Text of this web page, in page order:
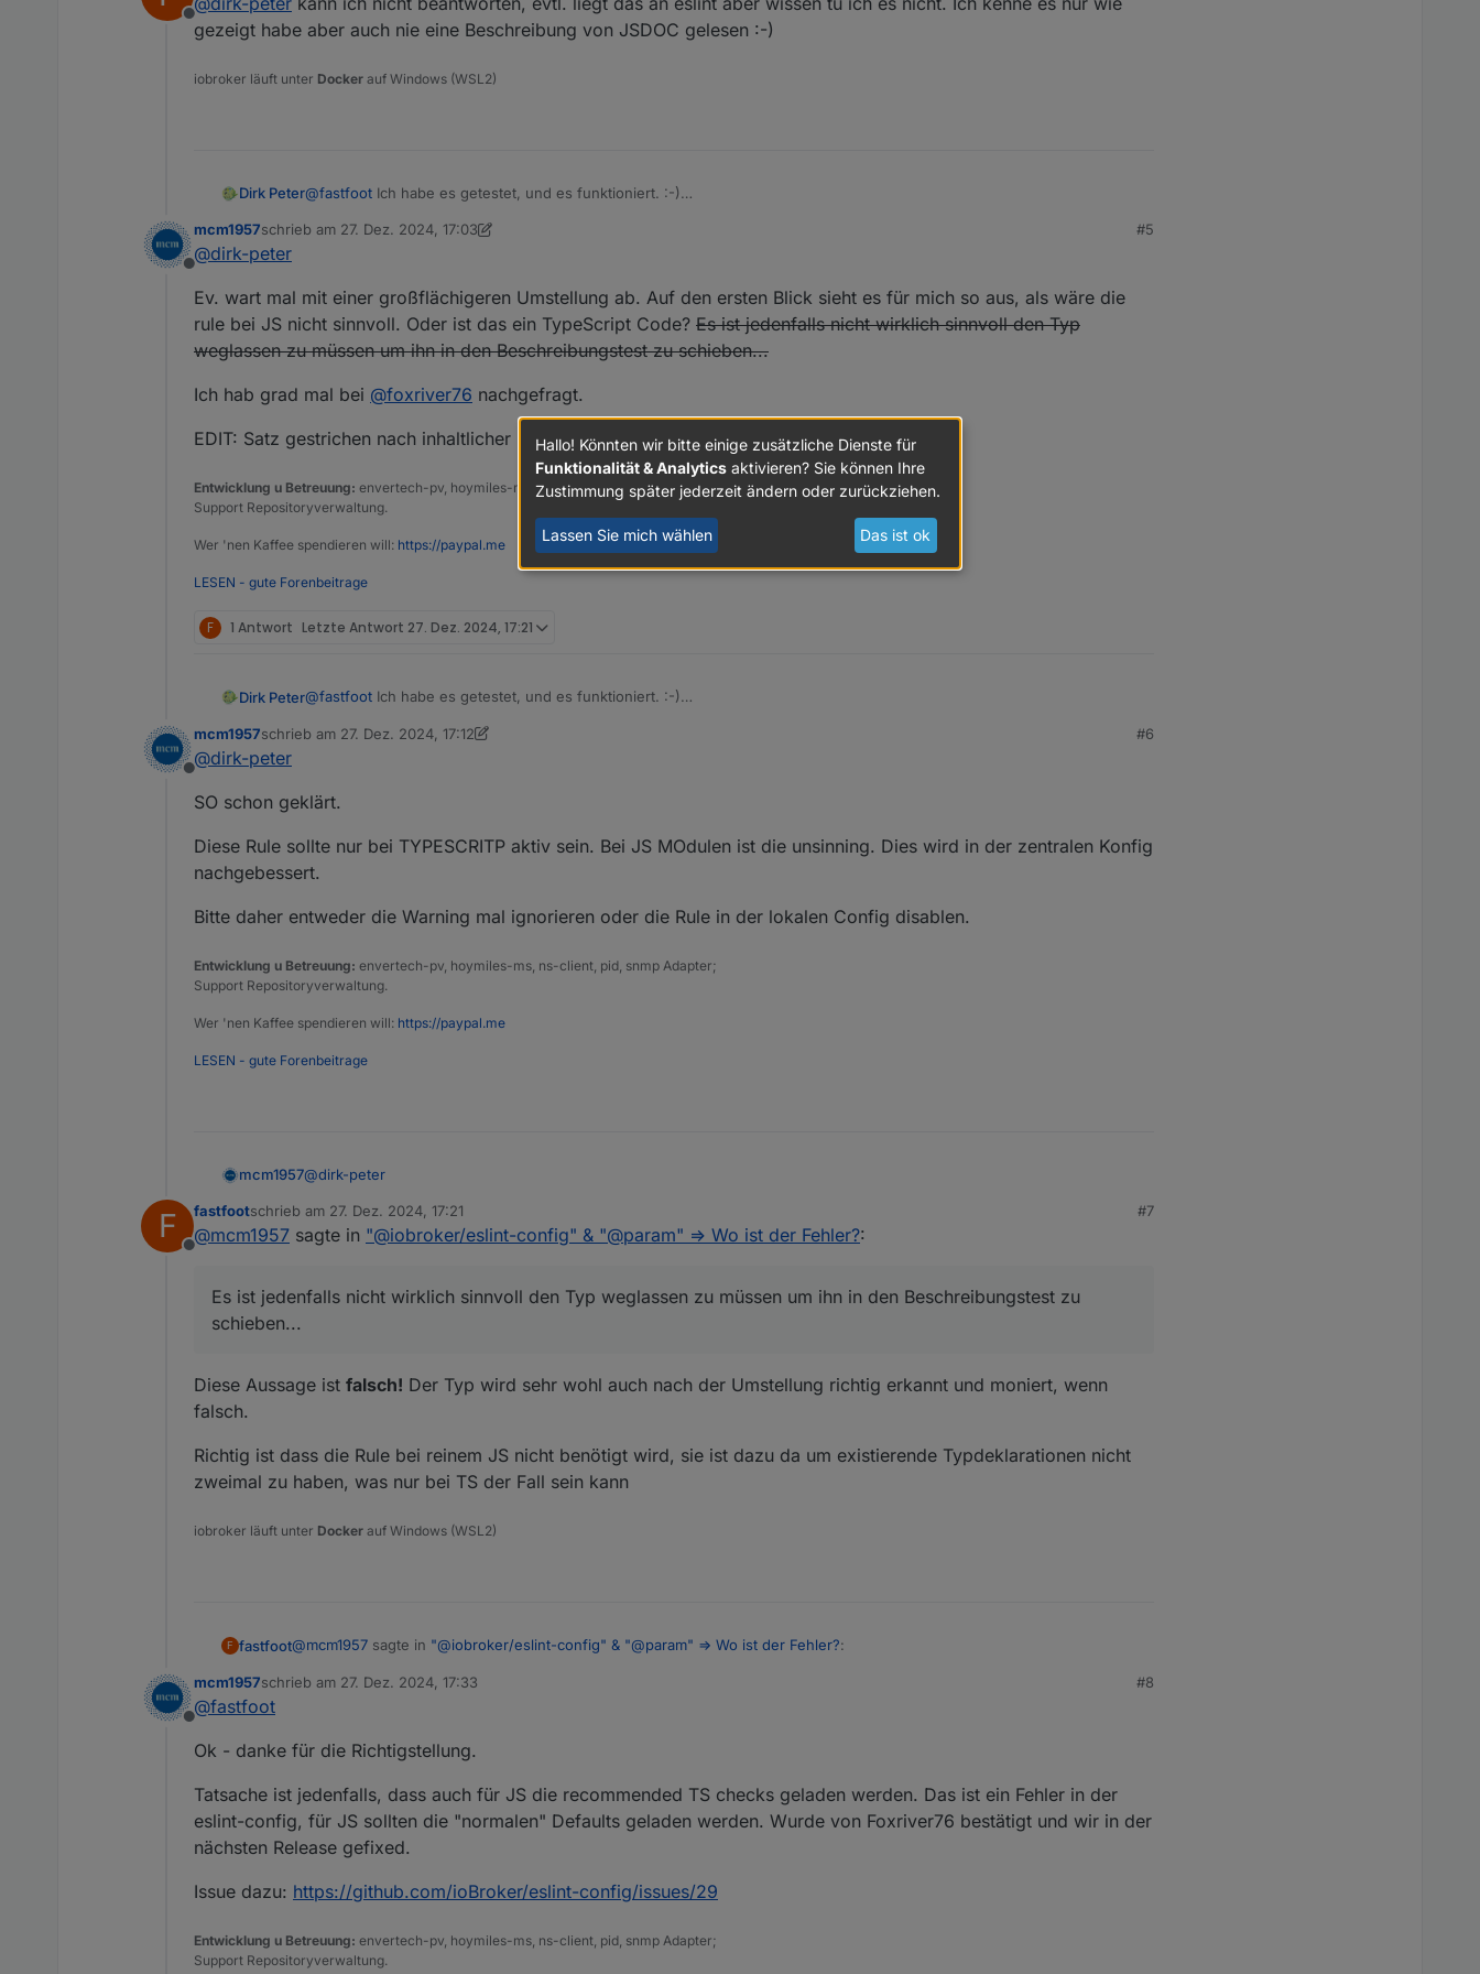
* @param {string} somebody - Somebody's name.
*/
Offline
gezeigt habe aber auch nie eine Beschreibung von JSDOC gelesen :-)
iobroker läuft unter Docker auf Windows (WSL2)
Dirk Peter@fastfoot
Ich habe es getestet, und es funktioniert. :-)
Warum wird es unter UseJSDoc
/**
function sayHello(somebody) {
    alert('Hello ' + somebody);
Offline
mcm1957schrieb am 27. Dez. 2024, 17:03
zuletzt editiert von mcm1957
#5
@dirk-peter
Ev. wart mal mit einer großflächigeren Umstellung ab. Auf den ersten Blick sieht es für mich so aus, als wäre die
rule bei JS nicht sinnvoll. Oder ist das ein TypeScript Code? Es ist jedenfalls nicht wirklich sinnvoll den Typ
weglassen zu müssen um ihn in den Beschreibungstest zu schieben...
Ich hab grad mal bei @foxriver76 nachgefragt.
EDIT: Satz gestrichen nach inhaltlicher Korrektur durch Fastfoot
Entwicklung u Betreuung: envertech-pv, hoymiles-ms, ns-client, pid, snmp Adapter;
Support Repositoryverwaltung.
Wer 'nen Kaffee spendieren will: https://paypal.me
LESEN - gute Forenbeitrage
F 1 Antwort Letzte Antwort 27. Dez. 2024, 17:21
Dirk Peter@fastfoot
Ich habe es getestet, und es funktioniert. :-)
Warum wird es unter UseJSDoc
/**
function sayHello(somebody) {
Offline
mcm1957schrieb am 27. Dez. 2024, 17:12
zuletzt editiert von mcm1957
#6
@dirk-peter
SO schon geklärt.
Diese Rule sollte nur bei TYPESCRITP aktiv sein. Bei JS MOdulen ist die unsinning. Dies wird in der zentralen Konfig
nachgebessert.
Bitte daher entweder die Warning mal ignorieren oder die Rule in der lokalen Config disablen.
Entwicklung u Betreuung: envertech-pv, hoymiles-ms, ns-client, pid, snmp Adapter;
Support Repositoryverwaltung.
Wer 'nen Kaffee spendieren will: https://paypal.me
LESEN - gute Forenbeitrage
mcm1957@dirk-peter
Ev. wart mal mit einer großflächigeren Umstellung ab. Auf den ersten Blick sieht es für mich so aus, als wäre die rule bei
JS nicht sinnvoll. Oder ist das ein TypeScript Code?Es ist jedenfalls nicht wirklich sinnvoll den Typ weglassen zu müssen
EDIT: Satz gestrichen nach inhaltlicher Korrektur durch Fastfoot
F
Offline
fastfootschrieb am 27. Dez. 2024, 17:21
zuletzt editiert von
#7
@mcm1957 sagte in "@iobroker/eslint-config" & "@param" => Wo ist der Fehler?:
Es ist jedenfalls nicht wirklich sinnvoll den Typ weglassen zu müssen um ihn in den Beschreibungstest zu
schieben...
Diese Aussage ist falsch! Der Typ wird sehr wohl auch nach der Umstellung richtig erkannt und moniert, wenn
falsch.
Richtig ist dass die Rule bei reinem JS nicht benötigt wird, sie ist dazu da um existierende Typdeklarationen nicht
zweimal zu haben, was nur bei TS der Fall sein kann
iobroker läuft unter Docker auf Windows (WSL2)
F fastfoot@mcm1957 sagte in "@iobroker/eslint-config" & "@param" => Wo ist der Fehler?:
Diese Aussage istfalsch!Der Typ wird sehr wohl auch nach der Umstellung richtig erkannt und moniert, wenn falsch.
Richtig ist dass die Rule bei reinem JS nicht benötigt wird, sie ist dazu da um existierende Typdeklarationen nicht zweimal zu
haben, was nur bei TS der Fall sein kann
Offline
mcm1957schrieb am 27. Dez. 2024, 17:33
zuletzt editiert von
#8
@fastfoot
Ok - danke für die Richtigstellung.
Tatsache ist jedenfalls, dass auch für JS die recommended TS checks geladen werden. Das ist ein Fehler in der
eslint-config, für JS sollten die "normalen" Defaults geladen werden. Wurde von Foxriver76 bestätigt und wir in der
nächsten Release gefixed.
Issue dazu: https://github.com/ioBroker/eslint-config/issues/29
Entwicklung u Betreuung: envertech-pv, hoymiles-ms, ns-client, pid, snmp Adapter;
Support Repositoryverwaltung.
Hallo! Könnten wir bitte einige zusätzliche Dienste für
Funktionalität & Analytics aktivieren? Sie können Ihre
Zustimmung später jederzeit ändern oder zurückziehen.
Lassen Sie mich wählen Das ist ok